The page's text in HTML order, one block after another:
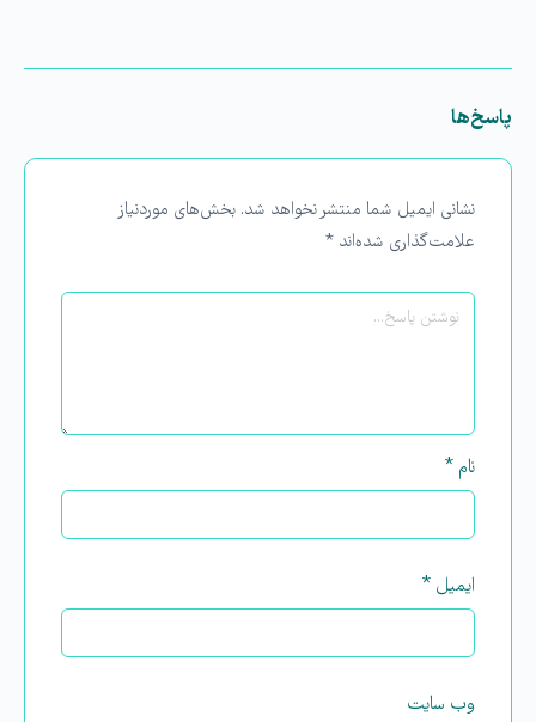
پاسخ‌ها
نشانی ایمیل شما منتشر نخواهد شد. بخش‌های موردنیاز
علامت‌گذاری شده‌اند *
نام *
ایمیل *
وب‌ سایت